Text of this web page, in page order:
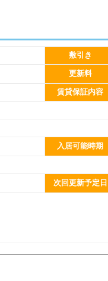
敷引き
更新料
賃貸保証内容
入居可能時期
次回更新予定日